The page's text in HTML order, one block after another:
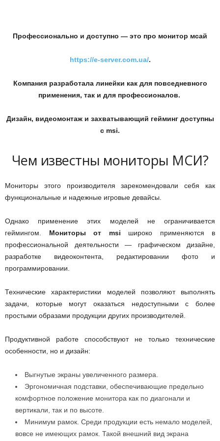
Профессионально и доступно — это про монитор мсай
https://e-server.com.ua/.
Компания разработала линейки как для повседневного
применения, так и для профессионалов.
Дизайн, видеомонтаж и захватывающий гейминг доступны
с msi.
Чем известны мониторы МСИ?
Мониторы этого производителя зарекомендовали себя как
функциональные и надежные игровые девайсы.
Однако применение этих моделей не ограничивается
геймингом. Мониторы от msi широко применяются в
профессиональной деятельности — графическом дизайне,
разработке видеоконтента, редактировании фото и
программировании.
Технические характеристики моделей позволяют выполнять
задачи, которые могут оказаться недоступными с более
простыми образами продукции других производителей.
Продуктивной работе способствуют не только технические
особенности, но и дизайн:
Выгнутые экраны увеличенного размера.
Эргономичная подставки, обеспечивающие предельно
комфортное положение монитора как по диагонали и
вертикали, так и по высоте.
Минимум рамок. Среди продукции есть немало моделей,
вовсе не имеющих рамок. Такой внешний вид экрана